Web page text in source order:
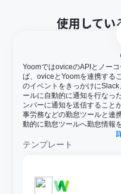
使用してい
YoomではoviceのAPIとノー
ば、oviceとYoomを連携する
のイベントをきっかけに
ールに自動的に通知を行なっ
ンバーに通知を送信すること
事労務などの勤怠ツールと連
動的に勤怠ツールへ勤怠情報
テンプレート